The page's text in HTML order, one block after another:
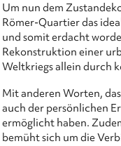
Um nun dem
Römer-Quartier das
und somit erdacht
Rekonstruktion einer
Weltkriegs allein durch
Mit anderen Worten,
auch der persönlichen
ermöglicht haben.
bemüht sich um die